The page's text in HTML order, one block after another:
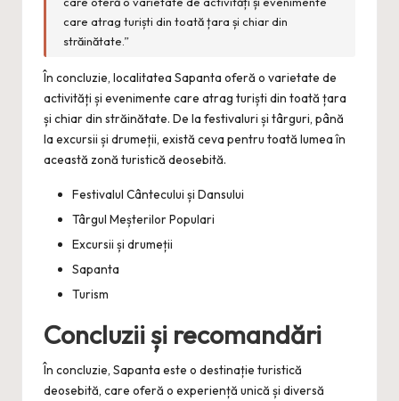
care atrag turiști din toată țara și chiar din
străinătate.”
În concluzie, localitatea Sapanta oferă o varietate de
activități și evenimente care atrag turiști din toată țara
și chiar din străinătate. De la festivaluri și târguri, până
la excursii și drumeții, există ceva pentru toată lumea în
această zonă turistică deosebită.
Festivalul Cântecului și Dansului
Târgul Meșterilor Populari
Excursii și drumeții
Sapanta
Turism
Concluzii și recomandări
În concluzie, Sapanta este o destinație turistică
deosebită, care oferă o experiență unică și diversă